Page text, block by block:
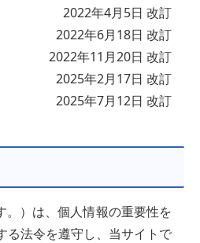
2022年4月5日 改訂
2022年6月18日 改訂
2022年11月20日 改訂
2025年2月17日 改訂
2025年7月12日 改訂
）は、個人情報の重要性を
る法令を遵守し、当サイトで